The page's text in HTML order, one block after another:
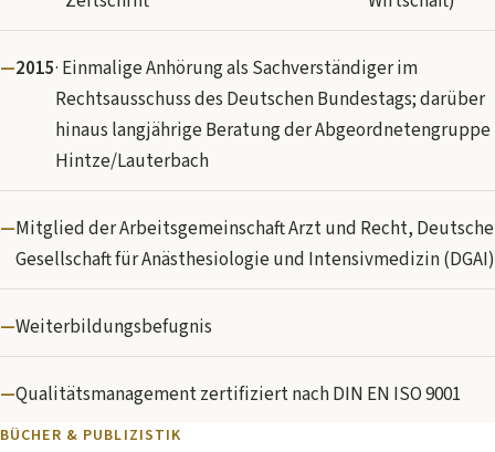
2015· Einmalige Anhörung als Sachverständiger im
Rechtsausschuss des Deutschen Bundestags; darüber
hinaus langjährige Beratung der Abgeordnetengruppe
Hintze/Lauterbach
Mitglied der Arbeitsgemeinschaft Arzt und Recht, Deutsche
Gesellschaft für Anästhesiologie und Intensivmedizin (DGAI)
Weiterbildungsbefugnis
Qualitätsmanagement zertifiziert nach DIN EN ISO 9001
BÜCHER & PUBLIZISTIK